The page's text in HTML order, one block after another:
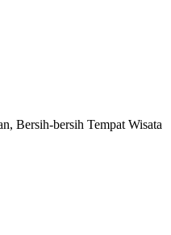
Bersih-bersih Tempat Wisata